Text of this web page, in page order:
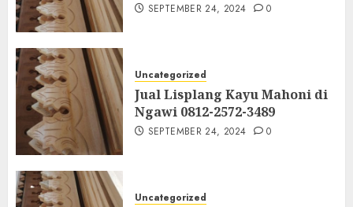
SEPTEMBER 24, 2024 0
Uncategorized
Jual Lisplang Kayu Mahoni di
Ngawi 0812-2572-3489
SEPTEMBER 24, 2024 0
Uncategorized